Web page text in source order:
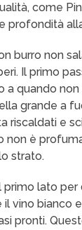
come
profondità
burro non
Il primo
a quando
grande a
riscaldati e
non è
strato.
lato
vino bianco
pronti.